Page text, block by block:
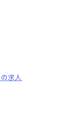
の求人